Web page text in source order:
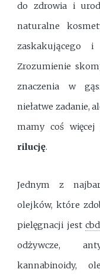
do zdrowia i
naturalne
zaskakującego
Zrozumienie
znaczenia w
niełatwe zadanie,
mamy coś
rilucję.
Jednym z
olejków, które
pielęgnacji jest
odżywcze,
kannabinoidy,